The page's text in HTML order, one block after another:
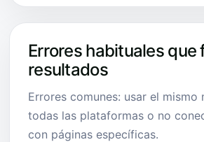
Errores habituales que
resultados
Errores comunes: usar el mismo
todas las plataformas o no
con páginas específicas.